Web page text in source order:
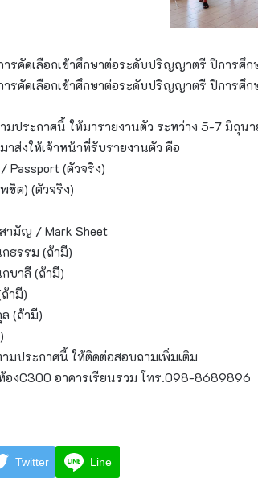
รคัดเลือกเข้าศึกษาต่อระดับปริญญาตรี ปีการ
รคัดเลือกเข้าศึกษาต่อระดับปริญญาตรี ปีการ
มประกาศนี้ ให้มารายงานตัว ระหว่าง 5-7 มิถุน
ส่งให้เจ้าหน้าที่รับรายงานตัว คือ
Passport (ตัวจริง)
ชิต) (ตัวจริง)
ามัญ / Mark Sheet
ธรรม (ถ้ามี)
บาลี (ถ้ามี)
ามี)
(ถ้ามี)
มประกาศนี้ ให้ติดต่อสอบถามเพิ่มเติม
องC300 อาคารเรียนรวม โทร.098-8689896
Twitter Line